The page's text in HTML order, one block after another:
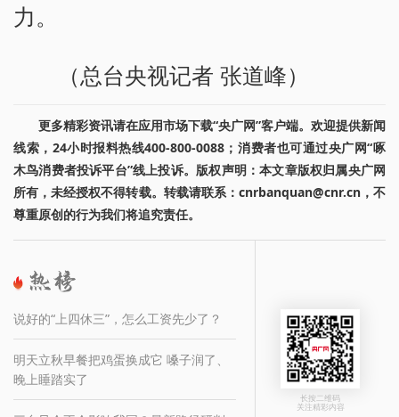
力。
（总台央视记者 张道峰）
更多精彩资讯请在应用市场下载“央广网”客户端。欢迎提供新闻
线索，24小时报料热线400-800-0088；消费者也可通过央广网“啄
木鸟消费者投诉平台”线上投诉。版权声明：本文章版权归属央广网
所有，未经授权不得转载。转载请联系：cnrbanquan@cnr.cn，不
尊重原创的行为我们将追究责任。
说好的“上四休三”，怎么工资先少了？
明天立秋早餐把鸡蛋换成它 嗓子润了、
晚上睡踏实了
长按二维码
关注精彩内容